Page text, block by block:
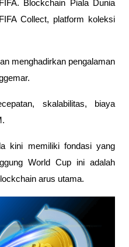
Blockchain Piala Dunia
Collect, platform koleksi
menghadirkan pengalaman
skalabilitas, biaya
kini memiliki fondasi yang
World Cup ini adalah
arus utama.